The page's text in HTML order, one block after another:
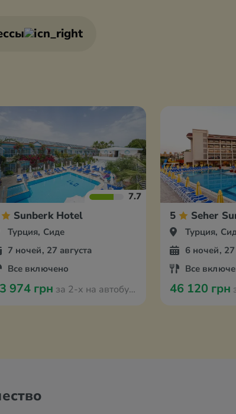
7.7
Sunberk Hotel
Турция, Сиде
7 ночей, 27 августа
Все включено
974 грн за 2-х на автобусе из Одессы
5 Seher
Турция,
6 ночей, 27
Все
46 120 грн